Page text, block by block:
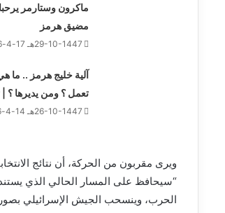
ماكرون وستارمر
مضيق هرمز
29-10-1447هـ 17-4-2026م
آلية خليج هرمز .. ما
تعمل ؟ ومن يديرها ؟ |
26-10-1447هـ 14-4-2026م
ويرى مقربون من الحركة، أن نتائج
“سيحافظ على المسار الحالي الذي
الحرب، وينسحب الجيش الإسرائيلي